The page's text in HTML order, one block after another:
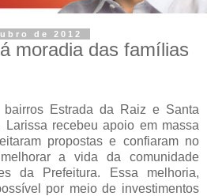
de 2012
moradia das famílias
bairros Estrada da Raiz e Santa
recebeu apoio em massa
propostas e confiaram no
a vida da comunidade
da Prefeitura.
Essa melhoria,
por meio de investimentos